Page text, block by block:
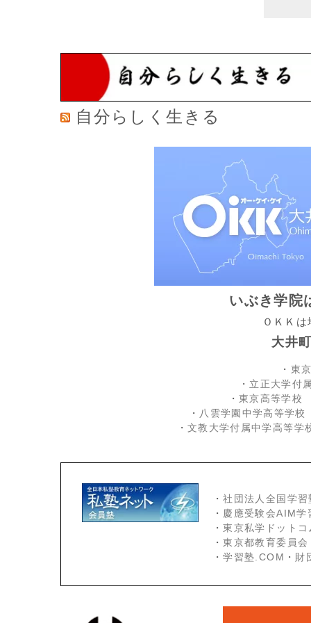
自分らしく生きる
いぶき学院
ＯＫＫ
大井
・ 東
・ 立正大学付
・東京高等学校
・ 八雲学園中学高等学校
・ 文教大学付属中学高等学
・社団法人全国学習
・ 慶應受験会AIM学
・東京私学ドット
・東京都教育委員会
・学習塾.COM ・ 財